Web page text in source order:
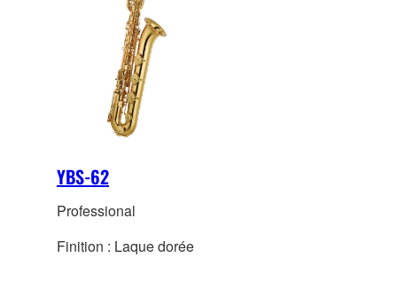
YBS-62
Professional
Finition : Laque dorée